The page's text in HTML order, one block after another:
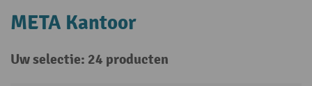
META Kantoor
Uw selectie: 24 producten